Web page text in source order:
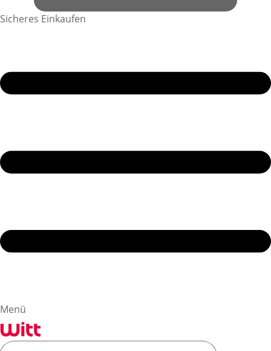
Sicheres Einkaufen
Menü